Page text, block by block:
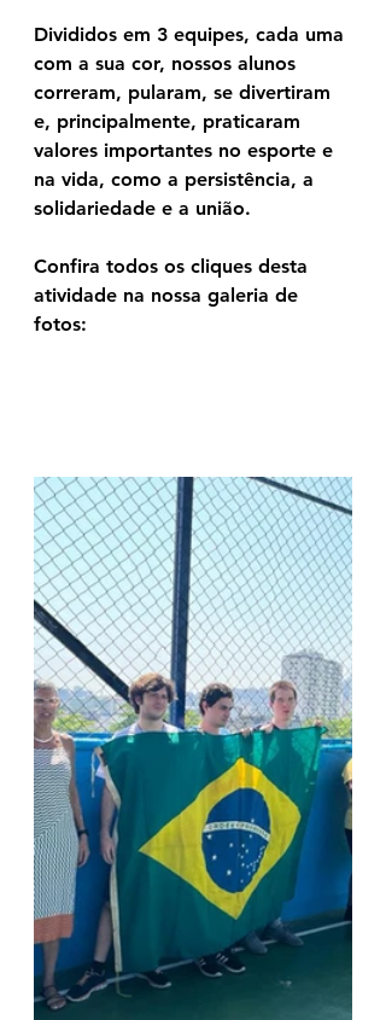
Divididos em 3 equipes, cada uma
com a sua cor, nossos alunos
correram, pularam, se divertiram
e, principalmente, praticaram
valores importantes no esporte e
na vida, como a persistência, a
solidariedade e a união.
Confira todos os cliques desta
atividade na nossa galeria de
fotos: